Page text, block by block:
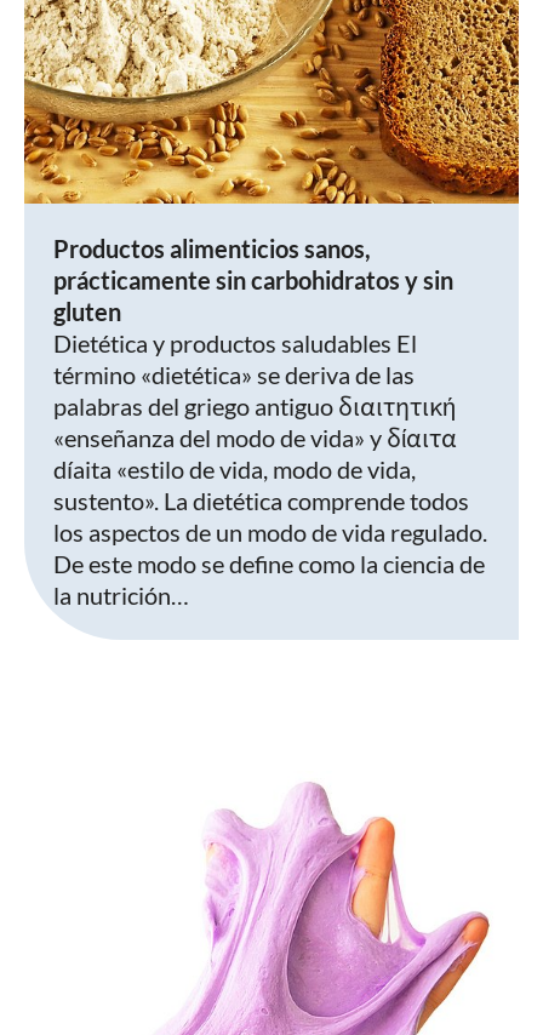
Productos alimenticios sanos,
prácticamente sin carbohidratos y sin
gluten
Dietética y productos saludables El
término «dietética» se deriva de las
palabras del griego antiguo διαιτητική
«enseñanza del modo de vida» y δίαιτα
díaita «estilo de vida, modo de vida,
sustento». La dietética comprende todos
los aspectos de un modo de vida regulado.
De este modo se define como la ciencia de
la nutrición…